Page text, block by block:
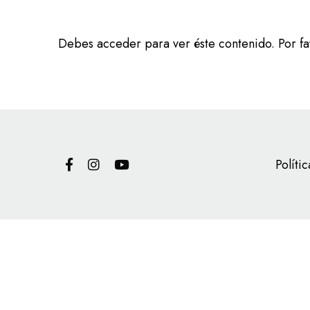
Debes acceder para ver éste contenido. Por